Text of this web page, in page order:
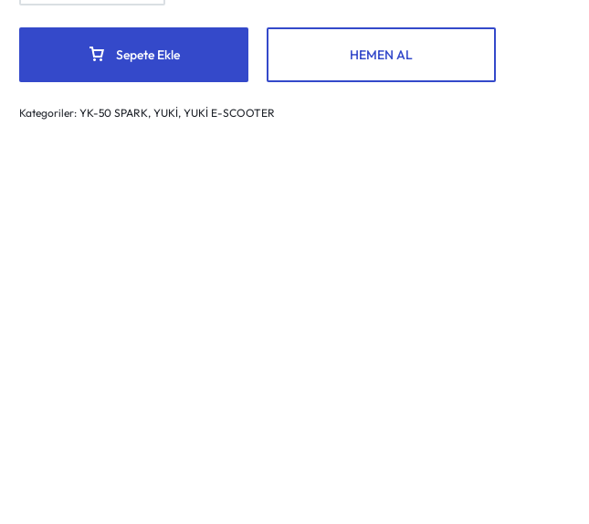
Sepete Ekle HEMEN AL
Kategoriler:YK-50 SPARK,YUKİ,YUKİ E-SCOOTER